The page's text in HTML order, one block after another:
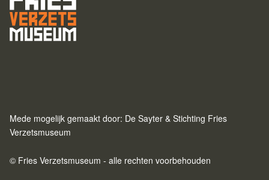
Mede mogelijk gemaakt door: De Sayter & Stichting Fries
Verzetsmuseum
© Fries Verzetsmuseum - alle rechten voorbehouden